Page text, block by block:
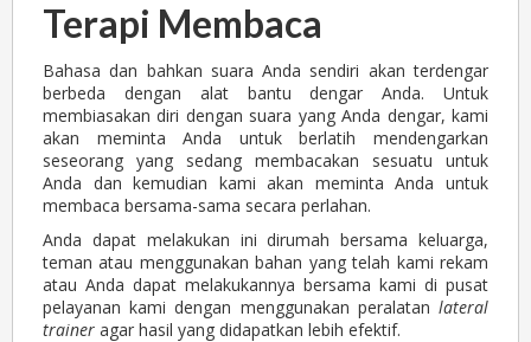
Terapi Membaca
Bahasa dan bahkan suara Anda sendiri akan terdengar
berbeda dengan alat bantu dengar Anda. Untuk
membiasakan diri dengan suara yang Anda dengar, kami
akan meminta Anda untuk berlatih mendengarkan
seseorang yang sedang membacakan sesuatu untuk
Anda dan kemudian kami akan meminta Anda untuk
membaca bersama-sama secara perlahan.
Anda dapat melakukan ini dirumah bersama keluarga,
teman atau menggunakan bahan yang telah kami rekam
atau Anda dapat melakukannya bersama kami di pusat
pelayanan kami dengan menggunakan peralatan lateral
trainer agar hasil yang didapatkan lebih efektif.